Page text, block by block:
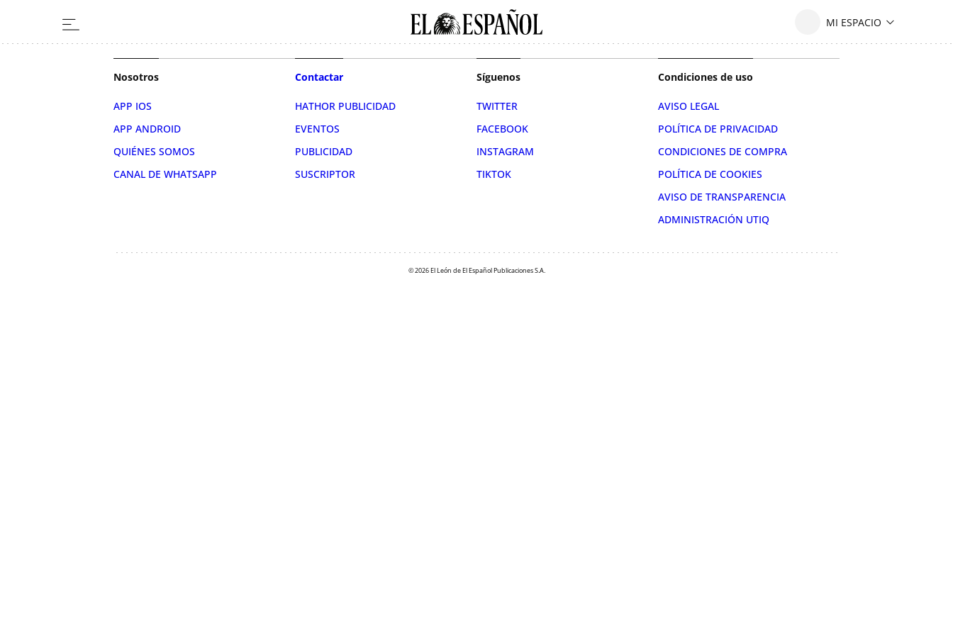
Nosotros
APP IOS
APP ANDROID
QUIÉNES SOMOS
CANAL DE WHATSAPP
Contactar
HATHOR PUBLICIDAD
EVENTOS
PUBLICIDAD
SUSCRIPTOR
Síguenos
TWITTER
FACEBOOK
INSTAGRAM
TIKTOK
Condiciones de uso
AVISO LEGAL
POLÍTICA DE PRIVACIDAD
CONDICIONES DE COMPRA
POLÍTICA DE COOKIES
AVISO DE TRANSPARENCIA
ADMINISTRACIÓN UTIQ
© 2026 El León de El Español Publicaciones S.A.